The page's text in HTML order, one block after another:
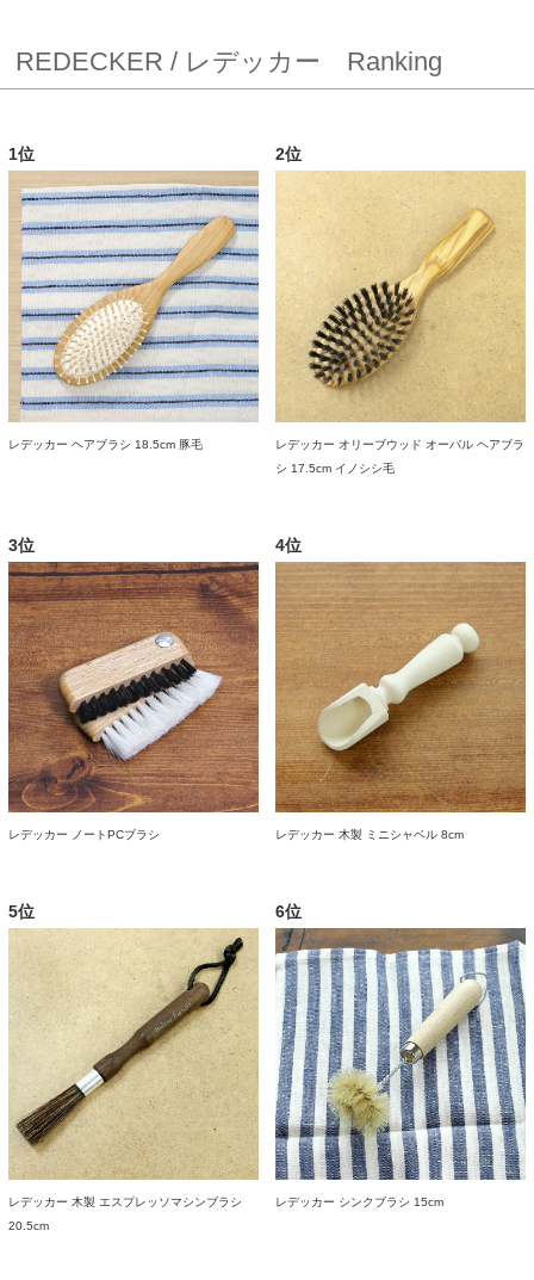
REDECKER / レデッカー Ranking
1位
レデッカー ヘアブラシ 18.5cm 豚毛
2位
レデッカー オリーブウッド オーバル ヘアブラ
シ 17.5cm イノシシ毛
3位
レデッカー ノートPCブラシ
4位
レデッカー 木製 ミニシャベル 8cm
5位
レデッカー 木製 エスプレッソマシンブラシ
20.5cm
6位
レデッカー シンクブラシ 15cm